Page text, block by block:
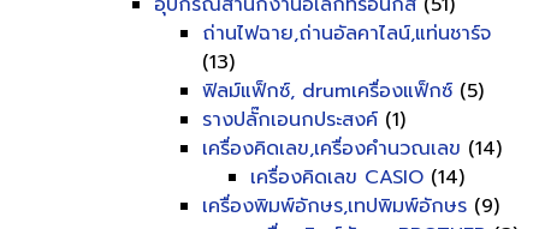
ถ่านไฟฉาย,ถ่านอัลคาไลน์,แท่นชาร์จ
(13)
ฟิลม์แฟ็กซ์, drumเครื่องแฟ็กซ์ (5)
รางปลั๊กเอนกประสงค์ (1)
เครื่องคิดเลข,เครื่องคำนวณเลข (14)
เครื่องคิดเลข CASIO (14)
เครื่องพิมพ์อักษร,เทปพิมพ์อักษร (9)